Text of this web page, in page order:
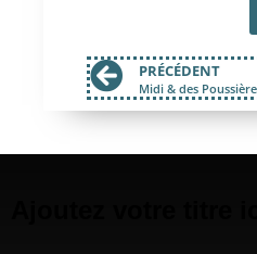
PRÉCÉDENT
Midi & des